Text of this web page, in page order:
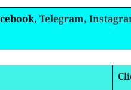
Telegram,